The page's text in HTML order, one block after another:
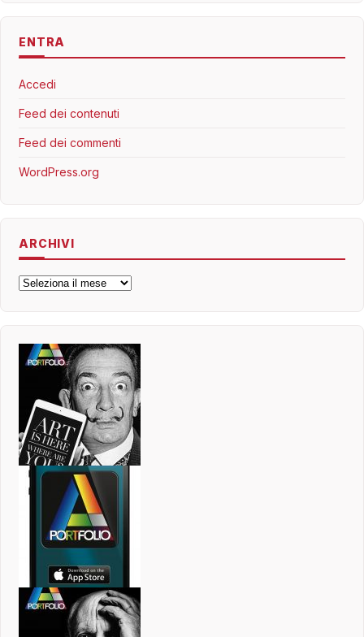
ENTRA
Accedi
Feed dei contenuti
Feed dei commenti
WordPress.org
ARCHIVI
Archivi